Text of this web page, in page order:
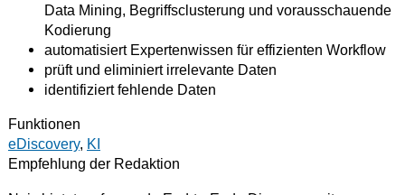
Data Mining, Begriffsclusterung und vorausschauende
Kodierung
automatisiert Expertenwissen für effizienten Workflow
prüft und eliminiert irrelevante Daten
identifiziert fehlende Daten
Funktionen
eDiscovery, KI
Empfehlung der Redaktion